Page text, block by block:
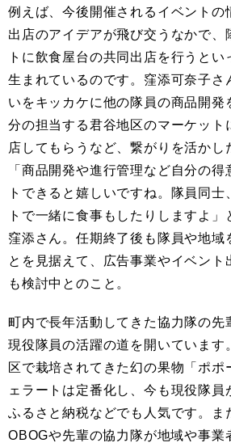
例えば、今後開催されるイベントの
出店のアイデアが飛び交うなかで、
トに飲食屋台の共同出店を行うとい
生まれているのです。窪添可奈子さ
いをキッカケに他の隊員の商品開発
分の担当する君谷地区のマーケット
店してもらうなど、繋がりを活かし
「商品開発や進行管理など自分の得
トできると嬉しいですね。隊員同士
トで一緒に食事もしたりしますよ」
窪添さん。任期終了後も隊員や地域
とを見据えて、広告事業やイベント
も検討中とのこと。
町内で長年活動してきた協力隊の先
現役隊員の活躍の道を開いています
区で栽培されてきた幻の果物「ポポ
ェラートは定番化し、今も現役隊員
ふるさと納税などでも人気です。ま
OBOGや先輩の協力隊が地域や事業